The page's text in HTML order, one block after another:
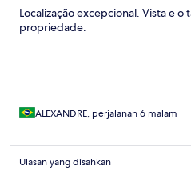
Localização excepcional. Vista e
propriedade.
ALEXANDRE, perjalanan 6 malam
Ulasan yang disahkan